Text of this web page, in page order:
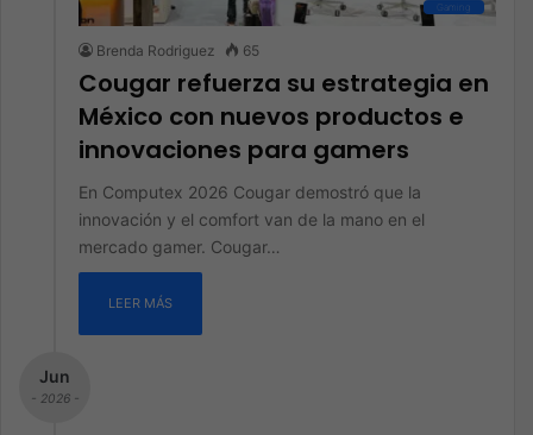
Gaming
Brenda Rodriguez 65
Cougar refuerza su estrategia en
México con nuevos productos e
innovaciones para gamers
En Computex 2026 Cougar demostró que la
innovación y el comfort van de la mano en el
mercado gamer. Cougar…
LEER MÁS
Jun
- 2026 -